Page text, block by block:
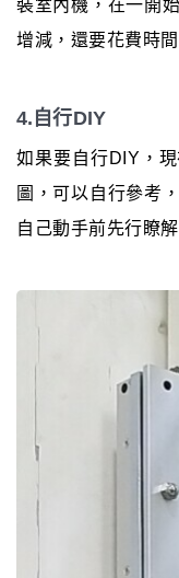
裝室內機，在一開
增減，還要花費時
4.自行DIY
如果要自行DIY，
圖，可以自行參考
自己動手前先行瞭解